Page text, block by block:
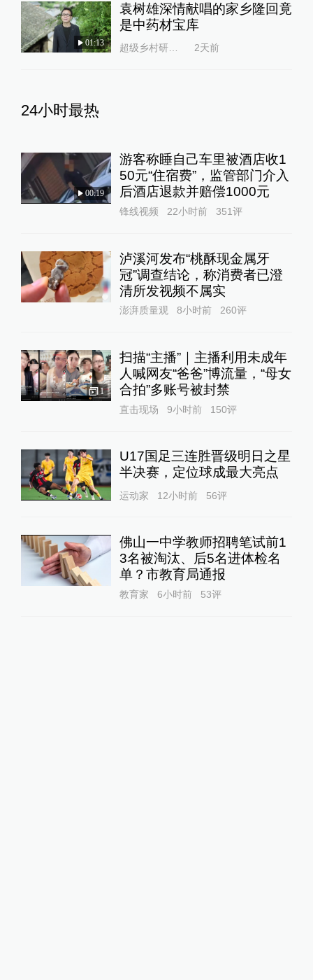
01:13
袁树雄深情献唱的家乡隆回竟
是中药材宝库
超级乡村研究所 2天前
24小时最热
00:19
游客称睡自己车里被酒店收1
50元“住宿费”，监管部门介入
后酒店退款并赔偿1000元
锋线视频 22小时前 351评
泸溪河发布“桃酥现金属牙
冠”调查结论，称消费者已澄
清所发视频不属实
澎湃质量观 8小时前 260评
1
扫描“主播”｜主播利用未成年
人喊网友“爸爸”博流量，“母女
合拍”多账号被封禁
直击现场 9小时前 150评
U17国足三连胜晋级明日之星
半决赛，定位球成最大亮点
运动家 12小时前 56评
佛山一中学教师招聘笔试前1
3名被淘汰、后5名进体检名
单？市教育局通报
教育家 6小时前 53评